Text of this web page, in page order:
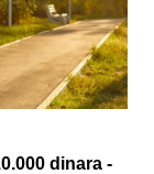
dinara -